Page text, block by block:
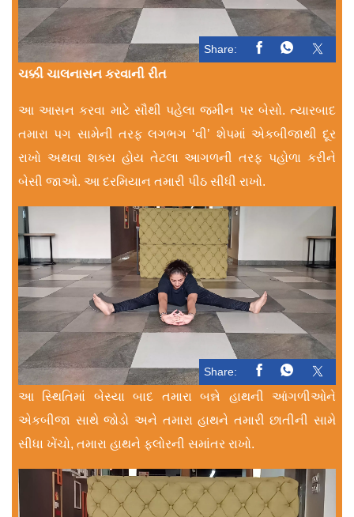
Share:
ચક્કી ચાલનાસન કરવાની રીત
આ આસન કરવા માટે સૌથી પહેલા જમીન પર બેસો. ત્યારબાદ
તમારા પગ સામેની તરફ લગભગ ‘વી’ શેપમાં એકબીજાથી દૂર
રાખો અથવા શક્ય હોય તેટલા આગળની તરફ પહોળા કરીને
બેસી જાઓ. આ દરમિયાન તમારી પીઠ સીધી રાખો.
Share:
આ સ્થિતિમાં બેસ્યા બાદ તમારા બન્ને હાથની આંગળીઓને
એકબીજા સાથે જોડો અને તમારા હાથને તમારી છાતીની સામે
સીધા ખેંચો, તમારા હાથને ફ્લોરની સમાંતર રાખો.